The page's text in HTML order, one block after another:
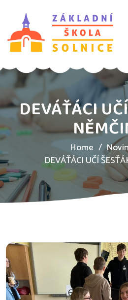
DEVÁŤÁCI
Home
DEVÁŤÁCI UČÍ